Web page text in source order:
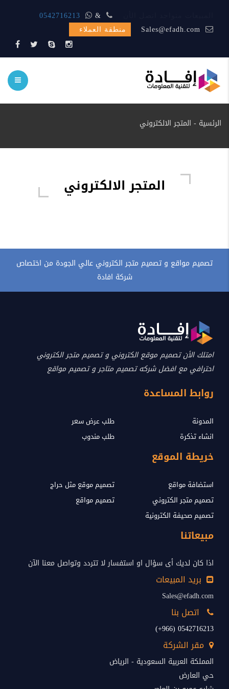
&
0542716213
منطقة العملاء
الرئسية - المتجر الالكتروني
المتجر الالكتروني
تصميم مواقع و تصميم متجر الكتروني عالي الجودة من اختصاص
شركة افادة
امتلك الأن تصميم موقع الكتروني و تصميم متجر الكتروني
احترافي مع افضل شركه تصميم متاجر و تصميم مواقع
روابط المساعدة
المدونة
طلب عرض سعر
انشاء تذكرة
طلب مندوب
خريطة الموقع
استضافة مواقع
تصميم موقع مثل حراج
تصميم متجر الكتروني
تصميم مواقع
تصميم صحيفة الكترونية
مبيعاتنا
اذا كان لديك أى سؤال او استفسار لا تتردد وتواصل معنا الآن
بريد المبيعات
Sales@efadh.com
اتصل بنا
0542716213 (966+)
مقر الشركة
المملكة العربية السعودية - الرياض
حي العارض